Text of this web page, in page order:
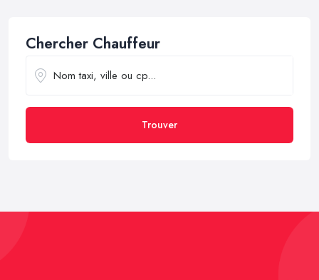
Chercher Chauffeur
Trouver